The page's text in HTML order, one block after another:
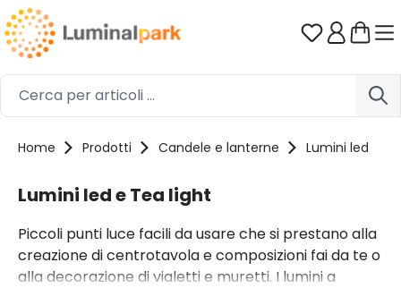
Passa al contenuto principale Hai 0
Home Prodotti Candele e lanterne Lumini led
Lumini led e Tea light
Piccoli punti luce facili da usare che si prestano alla
creazione di centrotavola e composizioni fai da te o
alla decorazione di vialetti e muretti. I lumini a